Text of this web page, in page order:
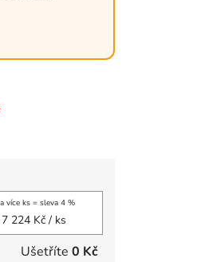
více ks = sleva 4 %
7 224 Kč/ ks
Ušetříte 0 Kč